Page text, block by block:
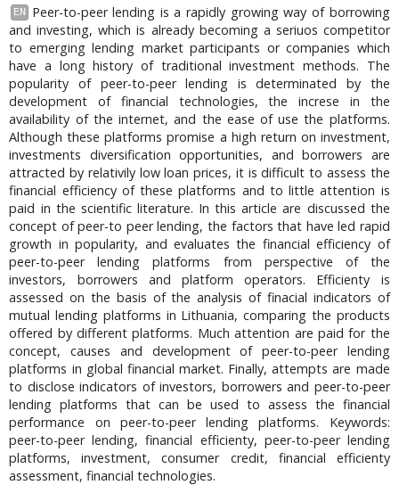
EN
Peer-to-peer lending is a rapidly growing way of borrowing
and investing, which is already becoming a seriuos competitor
to emerging lending market participants or companies which
have a long history of traditional investment methods. The
popularity of peer-to-peer lending is determinated by the
development of financial technologies, the increse in the
availability of the internet, and the ease of use the platforms.
Although these platforms promise a high return on investment,
investments diversification opportunities, and borrowers are
attracted by relativily low loan prices, it is difficult to assess the
financial efficiency of these platforms and to little attention is
paid in the scientific literature. In this article are discussed the
concept of peer-to peer lending, the factors that have led rapid
growth in popularity, and evaluates the financial efficiency of
peer-to-peer lending platforms from perspective of the
investors, borrowers and platform operators. Efficienty is
assessed on the basis of the analysis of finacial indicators of
mutual lending platforms in Lithuania, comparing the products
offered by different platforms. Much attention are paid for the
concept, causes and development of peer-to-peer lending
platforms in global financial market. Finally, attempts are made
to disclose indicators of investors, borrowers and peer-to-peer
lending platforms that can be used to assess the financial
performance on peer-to-peer lending platforms. Keywords:
peer-to-peer lending, financial efficienty, peer-to-peer lending
platforms, investment, consumer credit, financial efficienty
assessment, financial technologies.